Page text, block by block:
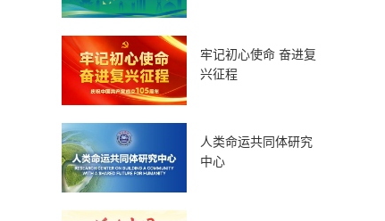
牢记初心使命 奋进复
兴征程
人类命运共同体研究
中心